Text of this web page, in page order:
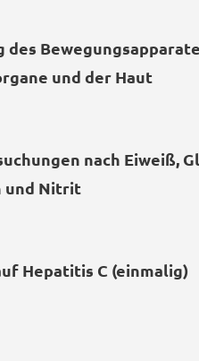
und der Haut
nach Eiweiß,
und Nitrit
Hepatitis C (einmalig)